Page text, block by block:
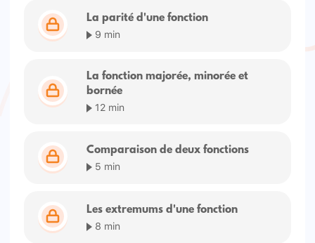
La parité d'une fonction
9 min
La fonction majorée, minorée et
bornée
12 min
Comparaison de deux fonctions
5 min
Les extremums d'une fonction
8 min